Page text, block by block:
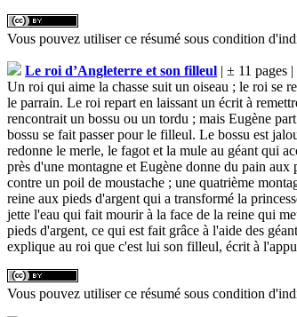
Vous pouvez utiliser ce résumé sous condition
Le roi d’Angleterre et son filleul | ± 11 pages |
Un roi qui aime la chasse suit un oiseau ; le roi se
le parrain. Le roi repart en laissant un écrit à
rencontrait un bossu ou un tordu ; mais Eugène
bossu se fait passer pour le filleul. Le bossu est
redonne le merle, le fagot et la mule au géant qui
près d'une montagne et Eugène donne du pain
contre un poil de moustache ; une quatrième
reine aux pieds d'argent qui a transformé la
jette l'eau qui fait mourir à la face de la reine qui
pieds d'argent, ce qui est fait grâce à l'aide des
explique au roi que c'est lui son filleul, écrit à
Vous pouvez utiliser ce résumé sous condition